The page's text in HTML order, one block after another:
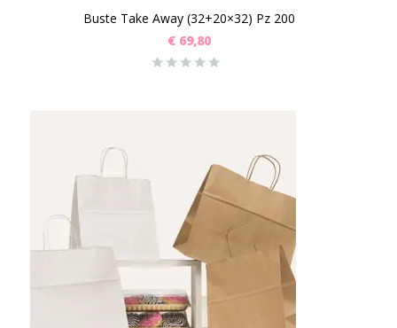
Buste Take Away (32+20×32) Pz 200
€ 69,80